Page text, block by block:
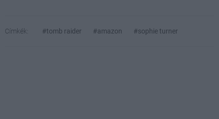
Címkék: #tomb raider #amazon #sophie turner